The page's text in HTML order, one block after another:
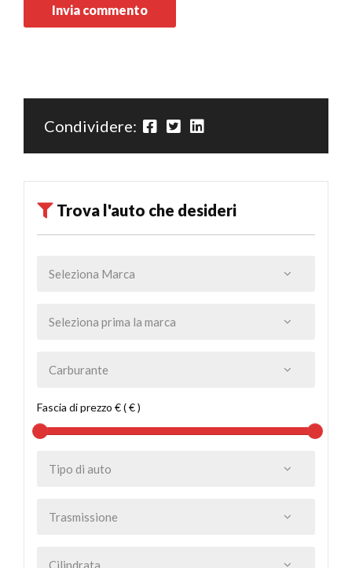
Condividere:
Trova l'auto che desideri
Fascia di prezzo € ( € )